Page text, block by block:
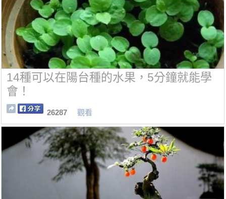
14種可以在陽台種的水果，5分鐘就能學
會！
26287 觀看